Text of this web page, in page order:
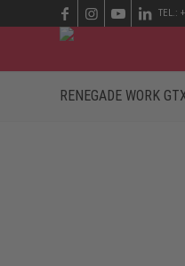
TEL.:
RENEGADE WORK